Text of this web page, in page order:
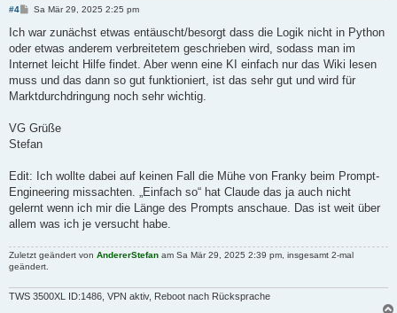
#4
B
i
r
a
Sa Mär 29, 2025 2:25 pm
Ich war zunächst etwas entäuscht/besorgt dass die Logik nicht in Python
oder etwas anderem verbreitetem geschrieben wird, sodass man im
Internet leicht Hilfe findet. Aber wenn eine KI einfach nur das Wiki lesen
muss und das dann so gut funktioniert, ist das sehr gut und wird für
Marktdurchdringung noch sehr wichtig.
VG Grüße
Stefan
Edit: Ich wollte dabei auf keinen Fall die Mühe von Franky beim Prompt-
Engineering missachten. „Einfach so“ hat Claude das ja auch nicht
gelernt wenn ich mir die Länge des Prompts anschaue. Das ist weit über
allem was ich je versucht habe.
Zuletzt geändert von AndererStefan am Sa Mär 29, 2025 2:39 pm, insgesamt 2-mal
geändert.
TWS 3500XL ID:1486, VPN aktiv, Reboot nach Rücksprache